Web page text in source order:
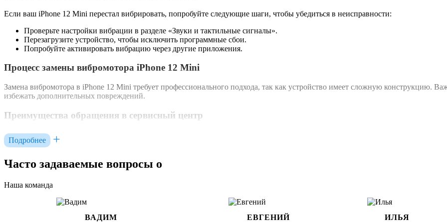
Если ваш iPhone 12 Mini перестал вибрировать, попробуйте следующие шаги, чтобы убедиться в неисправности:
Проверьте настройки вибрации в разделе «Звуки и тактильные сигналы».
Перезагрузите устройство, чтобы исключить программные сбои.
Попробуйте активировать вибрацию через другие приложения.
Процесс замены вибромотора iPhone 12 Mini
Замена вибромотора в iPhone 12 Mini требует профессионального подхода, так как устройство имеет сложную конструкцию.
избежать дополнительных повреждений.
Преимущества обращения в сервисный центр
Квалифицированные специалисты:
Оригинальные запчасти:
Как избежать проблем с вибромотором в будущем
Чтобы предотвратить повторные неисправности вибромотора в iPhone 12 Mini, следуйте нескольким простым рекомендациям:
Избегайте падений и механических повреждений устройства.
Не подвергайте телефон воздействию влаги и экстремальных температур.
Подробнее
Часто задаваемые вопросы о
Наша команда
ВАДИМ
ЕВГЕНИЙ
ИЛЬЯ